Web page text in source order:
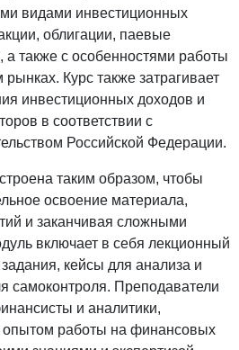
видами инвестиционных
облигации, паевые
также с особенностями работы
Курс также затрагивает
инвестиционных доходов и
в соответствии с
Российской Федерации.
таким образом, чтобы
освоение материала,
и заканчивая сложными
включает в себя лекционный
кейсы для анализа и
самоконтроля. Преподаватели
и аналитики,
работы на финансовых